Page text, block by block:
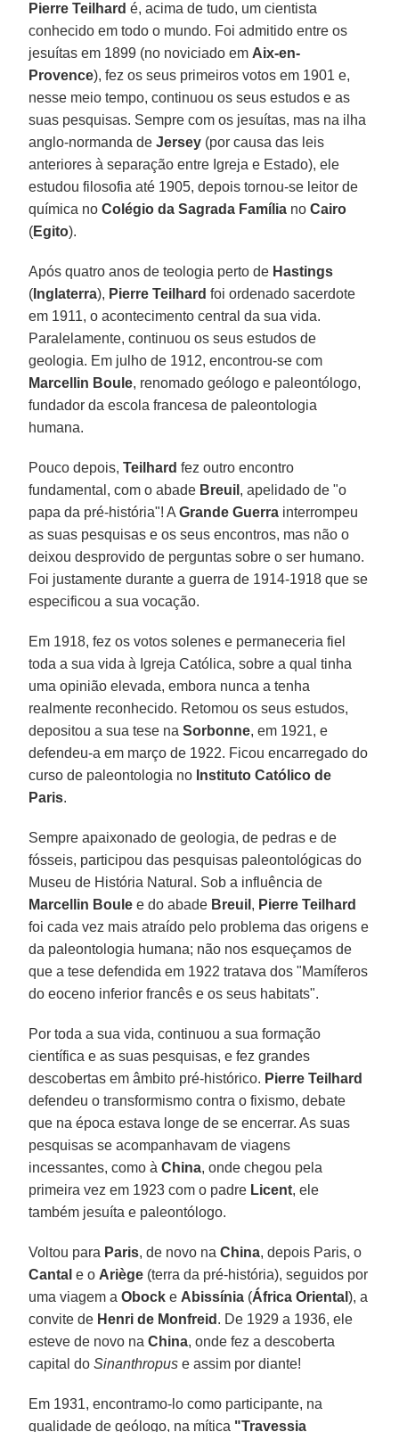
Pierre Teilhard é, acima de tudo, um cientista
conhecido em todo o mundo. Foi admitido entre os
jesuítas em 1899 (no noviciado em Aix-en-
Provence), fez os seus primeiros votos em 1901 e,
nesse meio tempo, continuou os seus estudos e as
suas pesquisas. Sempre com os jesuítas, mas na ilha
anglo-normanda deJersey (por causa das leis
anteriores à separação entre Igreja e Estado), ele
estudou filosofia até 1905, depois tornou-se leitor de
química noColégio da Sagrada Família noCairo
(Egito).
Após quatro anos de teologia perto de Hastings
( Inglaterra), Pierre Teilhard foi ordenado sacerdote
em 1911, o acontecimento central da sua vida.
Paralelamente, continuou os seus estudos de
geologia. Em julho de 1912, encontrou-se com
Marcellin Boule, renomado geólogo e paleontólogo,
fundador da escola francesa de paleontologia
humana.
Pouco depois,Teilhard fez outro encontro
fundamental, com o abade Breuil , apelidado de "o
papa da pré-história"! AGrande Guerra interrompeu
as suas pesquisas e os seus encontros, mas não o
deixou desprovido de perguntas sobre o ser humano.
Foi justamente durante a guerra de 1914-1918 que se
especificou a sua vocação.
Em 1918, fez os votos solenes e permaneceria fiel
toda a sua vida à Igreja Católica, sobre a qual tinha
uma opinião elevada, embora nunca a tenha
realmente reconhecido. Retomou os seus estudos,
depositou a sua tese naSorbonne, em 1921, e
defendeu-a em março de 1922. Ficou encarregado do
curso de paleontologia no Instituto Católico de
Paris.
Sempre apaixonado de geologia, de pedras e de
fósseis, participou das pesquisas paleontológicas do
Museu de História Natural. Sob a influência de
Marcellin Boule e do abade Breuil , Pierre Teilhard
foi cada vez mais atraído pelo problema das origens e
da paleontologia humana; não nos esqueçamos de
que a tese defendida em 1922 tratava dos "Mamíferos
do eoceno inferior francês e os seus habitats".
Por toda a sua vida, continuou a sua formação
científica e as suas pesquisas, e fez grandes
descobertas em âmbito pré-histórico. Pierre Teilhard
defendeu o transformismo contra o fixismo, debate
que na época estava longe de se encerrar. As suas
pesquisas se acompanhavam de viagens
incessantes, como àChina, onde chegou pela
primeira vez em 1923 com o padre Licent, ele
também jesuíta e paleontólogo.
Voltou para Paris, de novo naChina, depois Paris, o
Cantal e o Ariège (terra da pré-história), seguidos por
uma viagem aObock e Abissínia (África Oriental), a
convite de Henri de Monfreid . De 1929 a 1936, ele
esteve de novo naChina, onde fez a descoberta
capital doSinanthropus e assim por diante!
Em 1931, encontramo-lo como participante, na
qualidade de geólogo, na mítica "Travessia